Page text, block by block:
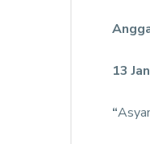
13
“